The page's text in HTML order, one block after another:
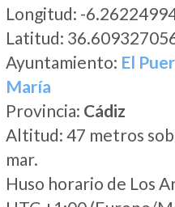
Longitud: -
Latitud:
Ayuntamiento: El
María
Provincia: Cádiz
Altitud: 47 metros
mar.
Huso horario de Los